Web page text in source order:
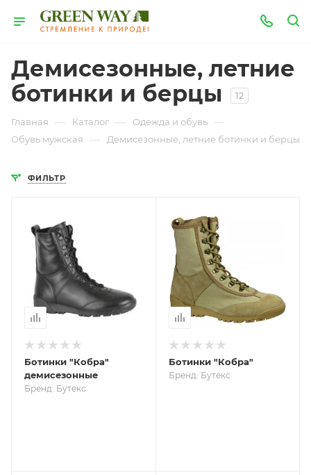
Демисезонные, летние
ботинки и берцы
12
Главная — Каталог — Одежда и обувь —
Обувь мужская — Демисезонные, летние ботинки и берцы
ФИЛЬТР
Ботинки "Кобра"
демисезонные
Бренд: Бутекс
Ботинки "Кобра"
Бренд: Бутекс